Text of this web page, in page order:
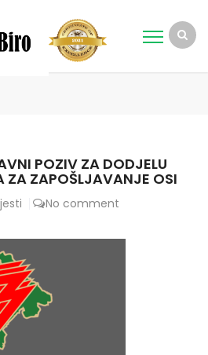
POZIV ZA DODJELU
ZA ZAPOŠLJAVANJE OSI
No comment